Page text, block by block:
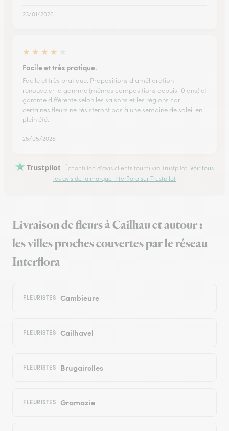
23/01/2026
★ ★ ★ ★
Facile et très pratique.
Facile et très pratique. Propositions d'amélioration :
renouveler la gamme (mêmes compositions depuis 10 ans) et
gamme différente selon les saisons et les régions car
certaines fleurs ne résisteront pas à une semaine de soleil en
plein été.
25/05/2026
Trustpilot Échantillon d'avis clients fourni via Trustpilot. Voir tous
les avis de la marque Interflora sur Trustpilot
Livraison de fleurs à Cailhau et autour :
les villes proches couvertes par le réseau
Interflora
FLEURISTES Cambieure
FLEURISTES Cailhavel
FLEURISTES Brugairolles
FLEURISTES Gramazie